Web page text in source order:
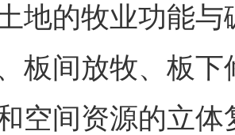
地的牧业功能与
板间放牧、板
空间资源的立